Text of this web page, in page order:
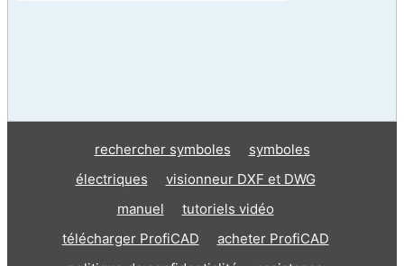
rechercher symboles
symboles
électriques
visionneur DXF et DWG
manuel
tutoriels vidéo
télécharger ProfiCAD
acheter ProfiCAD